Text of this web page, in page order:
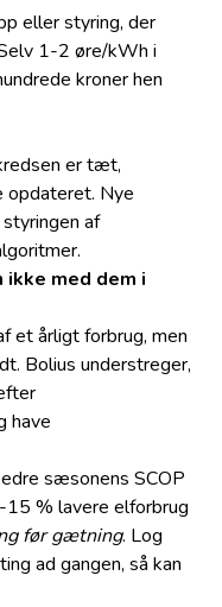
eller styring, der
1-2 øre/kWh i
kroner hen
er tæt,
opdateret. Nye
af
med dem i
et årligt forbrug, men
Bolius understreger,
have
sæsonens SCOP
% lavere elforbrug
før gætning. Log
ad gangen, så kan